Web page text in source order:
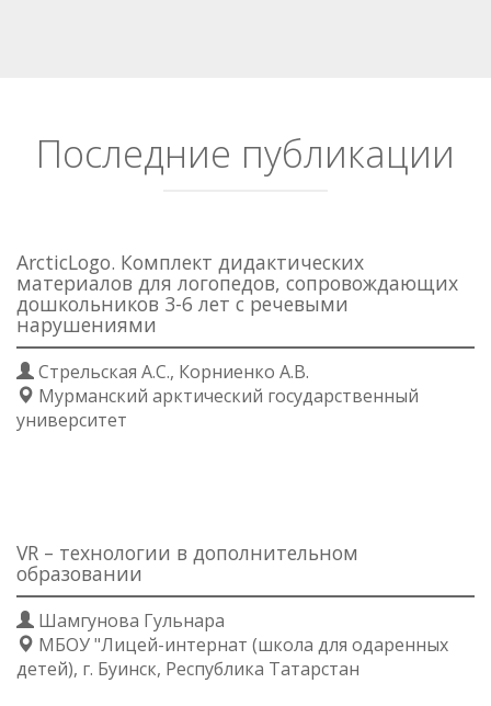
Последние публикации
ArcticLogo. Комплект дидактических
материалов для логопедов, сопровождающих
дошкольников 3-6 лет с речевыми
нарушениями
Стрельская А.С., Корниенко А.В.
Мурманский арктический государственный
университет
VR – технологии в дополнительном
образовании
Шамгунова Гульнара
МБОУ "Лицей-интернат (школа для одаренных
детей), г. Буинск, Республика Татарстан